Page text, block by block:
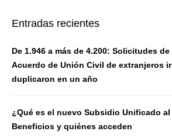
Entradas recientes
De 1.946 a más de 4.200: Solicitudes
Acuerdo de Unión Civil de extranjeros
duplicaron en un año
¿Qué es el nuevo Subsidio Unificado al
Beneficios y quiénes acceden